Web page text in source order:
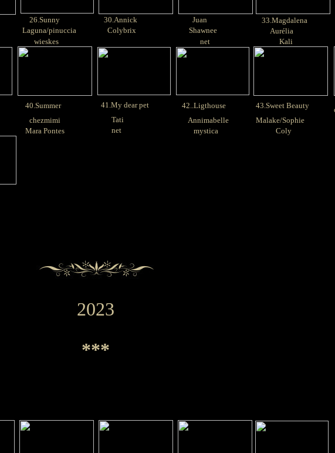
26.Sunny 30.Annick Juan
33.Magdalena
Laguna/pinuccia Colybrix Shawnee
Aurélia
wieskes net Kali
40.Summer 41.My dear pet 42..Ligthouse 43.Sweet Beauty
chezmimi Tati Annimabelle Malake/Sophie
Mara Pontes net mystica Coly
2023
***